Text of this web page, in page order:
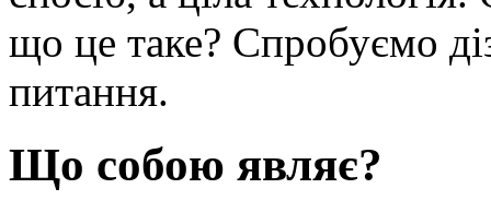
що це таке? Спробуємо
питання.
Що собою являє?